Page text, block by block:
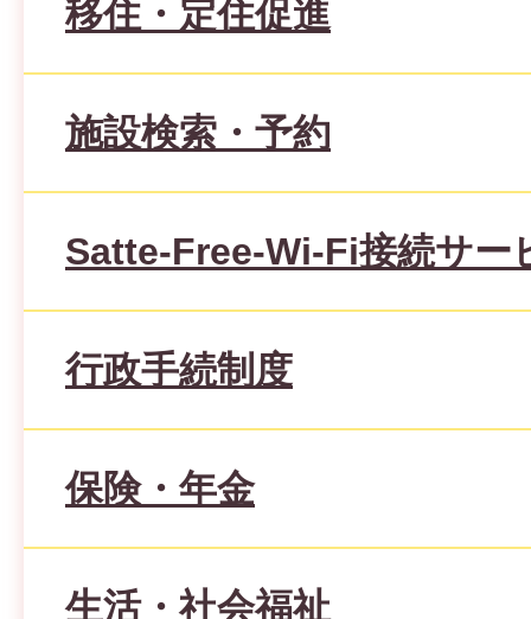
移住・定住促進
施設検索・予約
Satte-Free-Wi-Fi接続サー
行政手続制度
保険・年金
生活・社会福祉